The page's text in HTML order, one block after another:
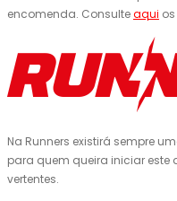
encomenda. Consulteaqui
Na Runners existirá sempre
para quem queira iniciar
vertentes.